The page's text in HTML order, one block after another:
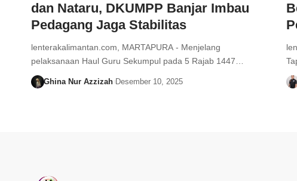
dan Nataru, DKUMPP Banjar Imbau
Pedagang Jaga Stabilitas
lenterakalimantan.com, MARTAPURA - Menjelang
pelaksanaan Haul Guru Sekumpul pada 5 Rajab 1447…
Ghina Nur Azzizah Desember 10, 2025